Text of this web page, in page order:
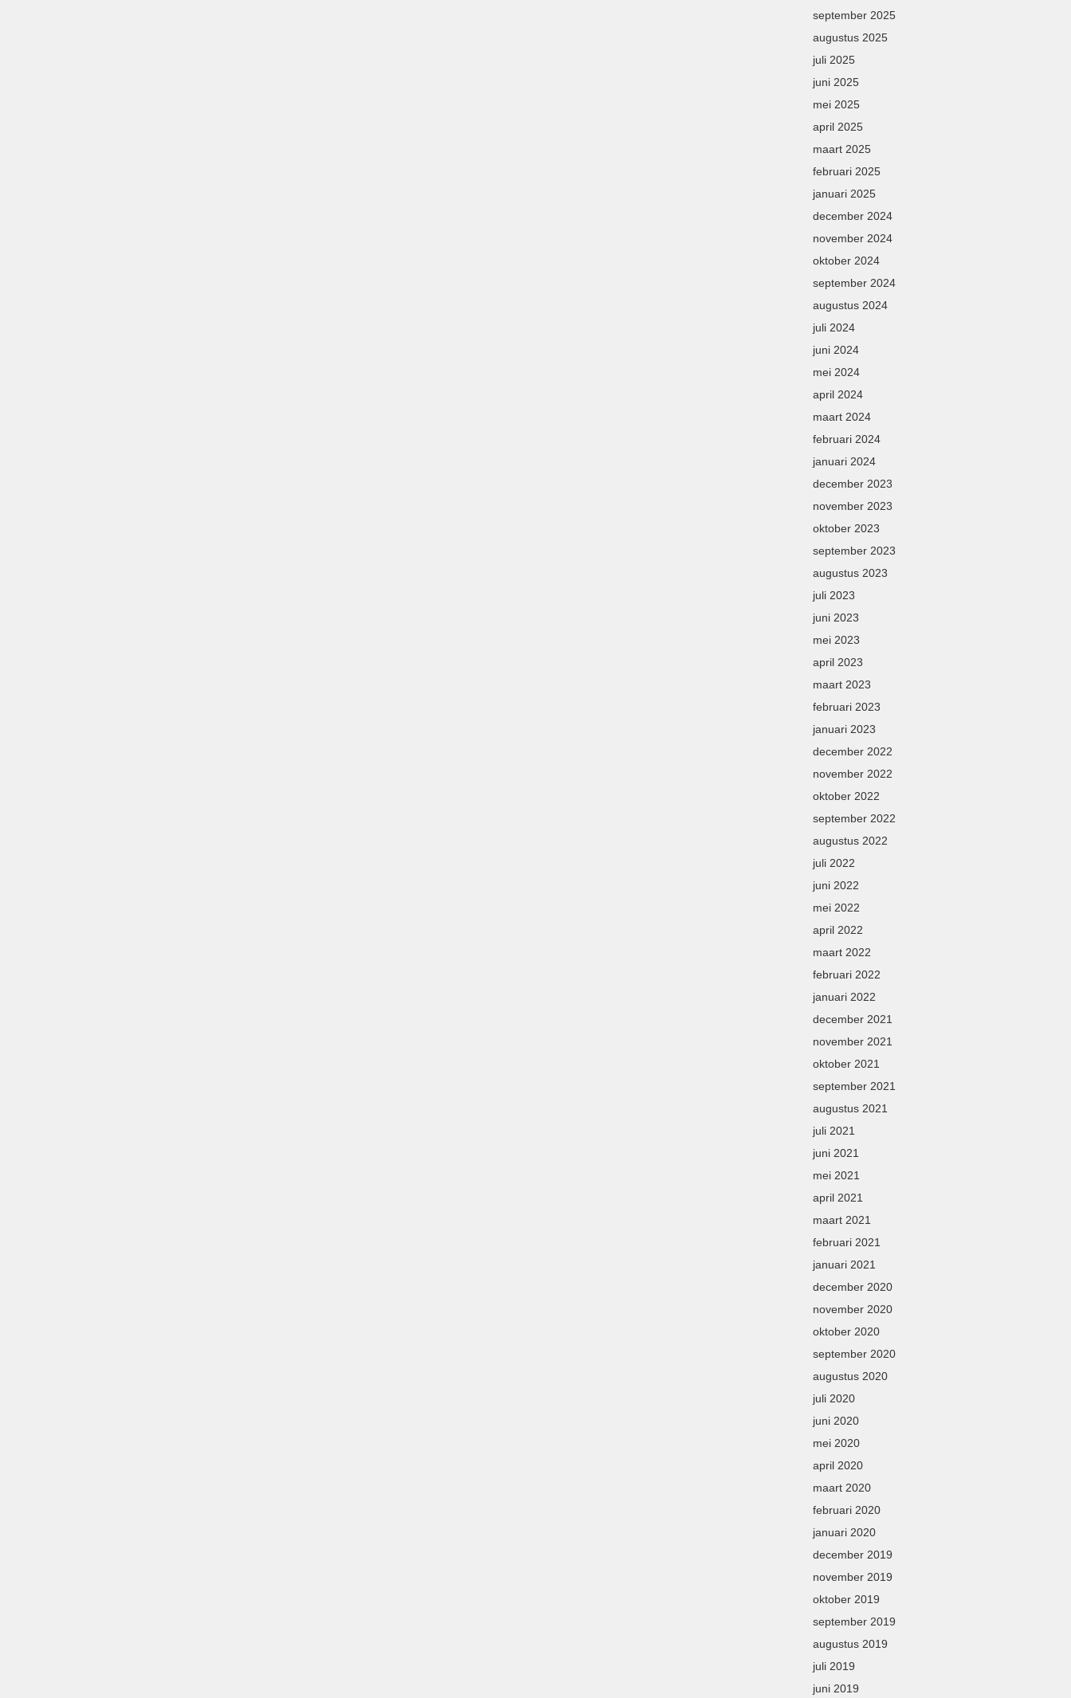
september 2025
augustus 2025
juli 2025
juni 2025
mei 2025
april 2025
maart 2025
februari 2025
januari 2025
december 2024
november 2024
oktober 2024
september 2024
augustus 2024
juli 2024
juni 2024
mei 2024
april 2024
maart 2024
februari 2024
januari 2024
december 2023
november 2023
oktober 2023
september 2023
augustus 2023
juli 2023
juni 2023
mei 2023
april 2023
maart 2023
februari 2023
januari 2023
december 2022
november 2022
oktober 2022
september 2022
augustus 2022
juli 2022
juni 2022
mei 2022
april 2022
maart 2022
februari 2022
januari 2022
december 2021
november 2021
oktober 2021
september 2021
augustus 2021
juli 2021
juni 2021
mei 2021
april 2021
maart 2021
februari 2021
januari 2021
december 2020
november 2020
oktober 2020
september 2020
augustus 2020
juli 2020
juni 2020
mei 2020
april 2020
maart 2020
februari 2020
januari 2020
december 2019
november 2019
oktober 2019
september 2019
augustus 2019
juli 2019
juni 2019